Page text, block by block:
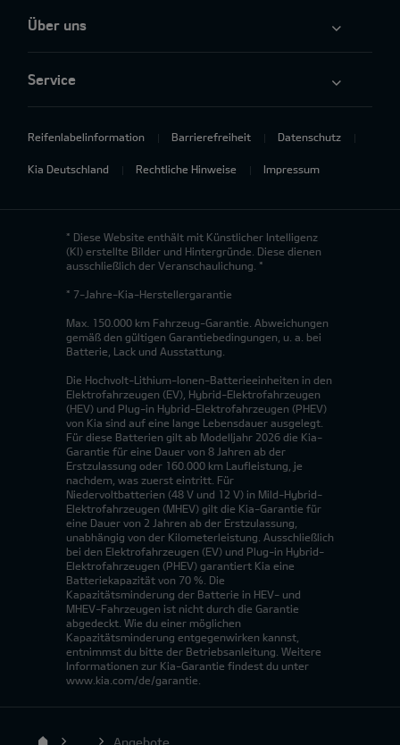
Über uns
Service
Reifenlabelinformation Barrierefreiheit Datenschutz
Kia Deutschland Rechtliche Hinweise Impressum
* Diese Website enthält mit Künstlicher Intelligenz
(KI) erstellte Bilder und Hintergründe. Diese dienen
ausschließlich der Veranschaulichung. *
* 7-Jahre-Kia-Herstellergarantie
Max. 150.000 km Fahrzeug-Garantie. Abweichungen
gemäß den gültigen Garantiebedingungen, u. a. bei
Batterie, Lack und Ausstattung.
Die Hochvolt-Lithium-Ionen-Batterieeinheiten in den
Elektrofahrzeugen (EV), Hybrid-Elektrofahrzeugen
(HEV) und Plug-in Hybrid-Elektrofahrzeugen (PHEV)
von Kia sind auf eine lange Lebensdauer ausgelegt.
Für diese Batterien gilt ab Modelljahr 2026 die Kia-
Garantie für eine Dauer von 8 Jahren ab der
Erstzulassung oder 160.000 km Laufleistung, je
nachdem, was zuerst eintritt. Für
Niedervoltbatterien (48 V und 12 V) in Mild-Hybrid-
Elektrofahrzeugen (MHEV) gilt die Kia-Garantie für
eine Dauer von 2 Jahren ab der Erstzulassung,
unabhängig von der Kilometerleistung. Ausschließlich
bei den Elektrofahrzeugen (EV) und Plug-in Hybrid-
Elektrofahrzeugen (PHEV) garantiert Kia eine
Batteriekapazität von 70 %. Die
Kapazitätsminderung der Batterie in HEV- und
MHEV-Fahrzeugen ist nicht durch die Garantie
abgedeckt. Wie du einer möglichen
Kapazitätsminderung entgegenwirken kannst,
entnimmst du bitte der Betriebsanleitung. Weitere
Informationen zur Kia-Garantie findest du unter
www.kia.com/de/garantie.
Angebote